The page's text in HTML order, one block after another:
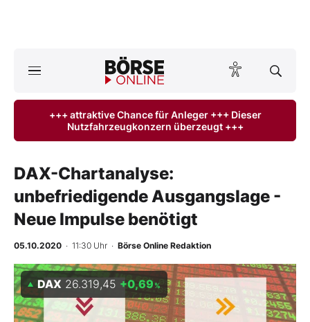
ktuelle Ausgabe BÖRSE ONLINE lesen
Finanz-Check
Abo & Shop
BO-Musterdepots
Experten
+++ attraktive Chance für Anleger +++ Dieser
Nutzfahrzeugkonzern überzeugt +++
DAX-Chartanalyse:
unbefriedigende Ausgangslage -
Neue Impulse benötigt
05.10.2020 · 11:30 Uhr · Börse Online Redaktion
DAX 26.319,45 +0,69%